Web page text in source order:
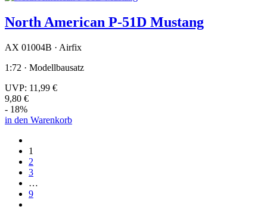
North American P-51D Mustang
AX 01004B · Airfix
1:72 · Modellbausatz
UVP: 11,99 €
9,80 €
- 18%
in den Warenkorb
1
2
3
…
9